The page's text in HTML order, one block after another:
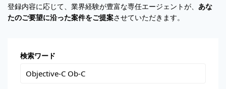
会員登録
登録内容に応じて、業界経験が豊富な専任エージェントが、 あな
たのご要望に沿った案件をご提案させていただきます。
検索ワード